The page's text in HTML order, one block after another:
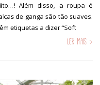
Além disso, a roupa é
de ganga são tão suaves.
etiquetas a dizer “Soft
Ler mais >